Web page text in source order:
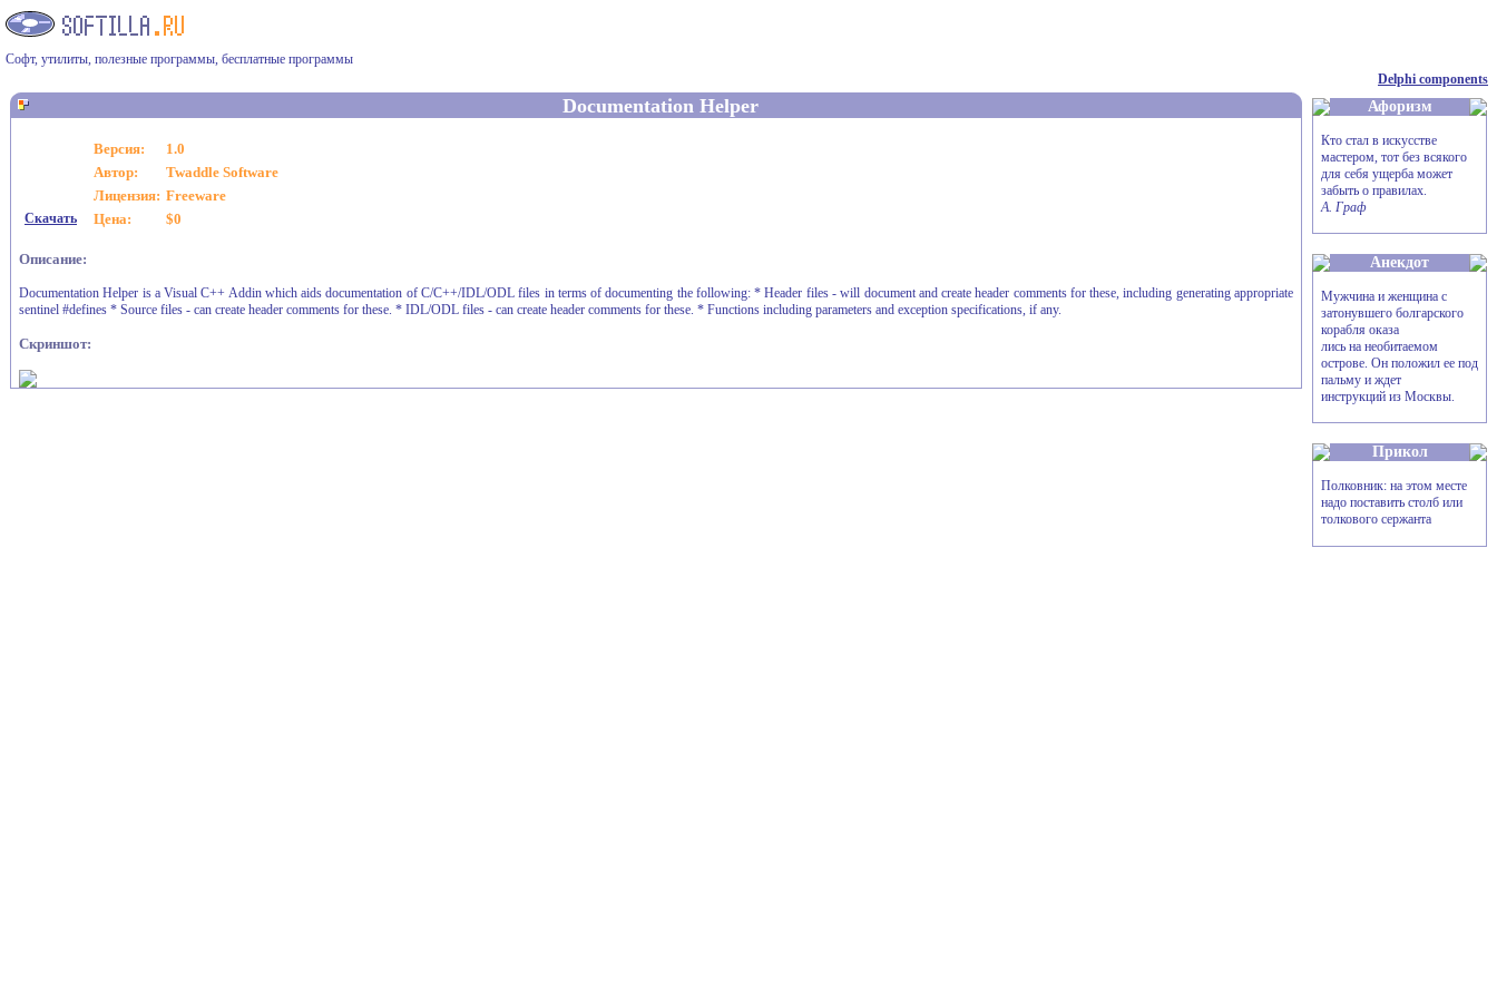
Софт, утилиты, полезные программы, бесплатные программы
Delphi components
Documentation Helper
Версия:
1.0
Автор:
Twaddle Software
Лицензия: Freeware
Скачать Цена: $0
Описание:
Documentation Helper is a Visual C++ Addin which aids documentation of C/C++/IDL/ODL files in terms of documenting the following: * Header files - will document and create header comments for these, including generating appropriate
sentinel #defines * Source files - can create header comments for these. * IDL/ODL files - can create header comments for these. * Functions including parameters and exception specifications, if any.
Скриншот:
Афоризм
Кто стал в искусстве
мастером, тот без всякого
для себя ущерба может
забыть о правилах.
А. Граф
Анекдот
Мужчина и женщина с
затонувшего болгарского
корабля оказа
лись на необитаемом
острове. Он положил ее под
пальму и ждет
инструкций из Москвы.
Прикол
Полковник: на этом месте
надо поставить столб или
толкового сержанта